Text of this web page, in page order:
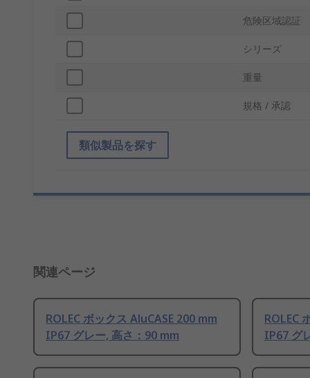
危険区域認証
シリーズ
重量
規格 / 承認
類似製品を探す
関連ページ
ROLEC ボックス AluCASE 200 mm
IP67 グレー, 高さ：90 mm
ROLEC
IP67 グ